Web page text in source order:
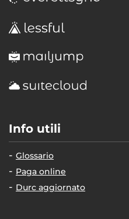
Info utili
Glossario
Paga online
Durc aggiornato